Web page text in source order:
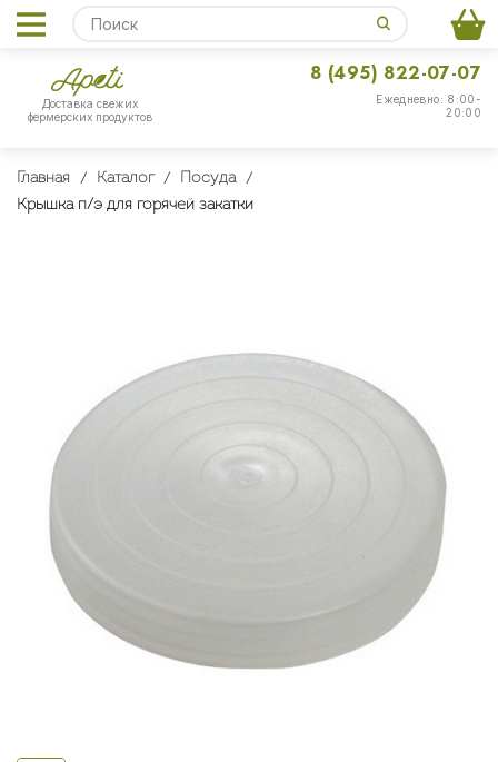
Доставка свежих
фермерских продуктов
Ежедневно: 8:00-
20:00
8 (495) 822-07-07
Главная Каталог
Посуда
Крышка п/э для горячей закатки